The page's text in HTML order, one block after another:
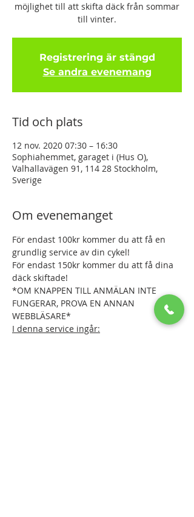
möjlighet till att skifta däck från sommar
till vinter.
Registrering är stängd
Se andra evenemang
Tid och plats
12 nov. 2020 07:30 – 16:30
Sophiahemmet, garaget i (Hus O),
Valhallavägen 91, 114 28 Stockholm,
Sverige
Om evenemanget
För endast 100kr kommer du att få en
grundlig service av din cykel!
För endast 150kr kommer du att få dina
däck skiftade!
*OM KNAPPEN TILL ANMÄLAN INTE
FUNGERAR, PROVA EN ANNAN
WEBBLÄSARE*
I denna service ingår: